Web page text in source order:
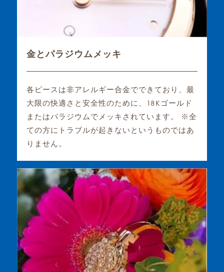
金とパラジウムメッキ
各ピースは非アレルギー合金でできており、最
大限の快適さと安全性のために、18Kゴールド
またはパラジウムでメッキされています。 ※全
ての方にトラブルが起きないというものではあ
りません。